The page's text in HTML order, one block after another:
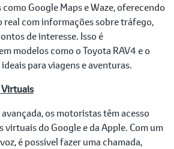
Google Maps e Waze, oferecendo
real com informações sobre tráfego,
de interesse. Isso é
modelos como o Toyota RAV4 e o
para viagens e aventuras.
Virtuais
os motoristas têm acesso
virtuais do Google e da Apple. Com um
é possível fazer uma chamada,